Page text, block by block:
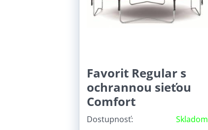
Favorit Regular s
ochrannou sieťou
Comfort
Dostupnosť: Skladom